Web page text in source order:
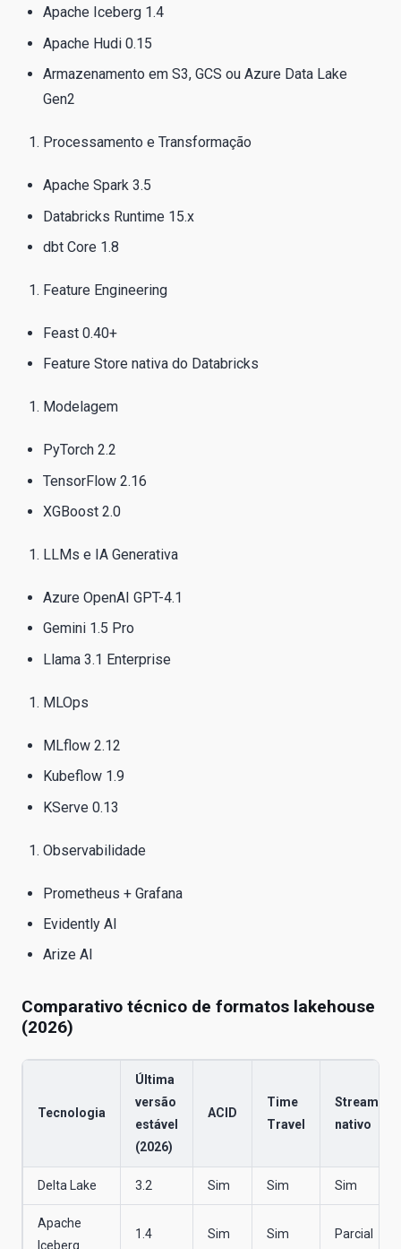
Apache Iceberg 1.4
Apache Hudi 0.15
Armazenamento em S3, GCS ou Azure Data Lake
Gen2
Processamento e Transformação
Apache Spark 3.5
Databricks Runtime 15.x
dbt Core 1.8
Feature Engineering
Feast 0.40+
Feature Store nativa do Databricks
Modelagem
PyTorch 2.2
TensorFlow 2.16
XGBoost 2.0
LLMs e IA Generativa
Azure OpenAI GPT-4.1
Gemini 1.5 Pro
Llama 3.1 Enterprise
MLOps
MLflow 2.12
Kubeflow 1.9
KServe 0.13
Observabilidade
Prometheus + Grafana
Evidently AI
Arize AI
Comparativo técnico de formatos lakehouse
(2026)
Tecnologia
Última
versão
estável
(2026)
ACID
Time
Travel
Streaming
nativo
Delta Lake 3.2 Sim Sim Sim
Apache
Iceberg
1.4 Sim Sim Parcial